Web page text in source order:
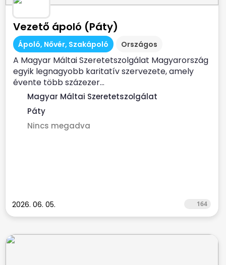
Vezető ápoló (Páty)
Ápoló, Nővér, Szakápoló Országos
A Magyar Máltai Szeretetszolgálat Magyarország
egyik legnagyobb karitatív szervezete, amely
évente több százezer...
Magyar Máltai Szeretetszolgálat
Páty
Nincs megadva
2026. 06. 05. 164